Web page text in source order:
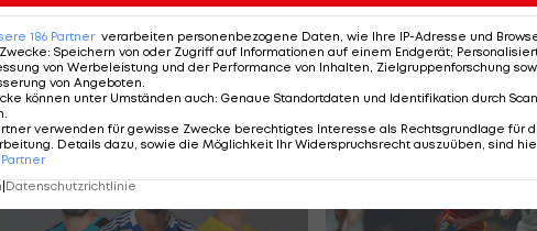
Alexander Noren (SWE/-16), Jonas Blixt (SWE/-14) und
186 Partner verarbeiten personenbezogene Daten, wie Ihre IP-Adresse und
: Speichern von oder Zugriff auf Informationen auf einem Endgerät;
von Werbeleistung und der Performance von Inhalten, Zielgruppenforschung
von Angeboten
können unter Umständen auch: Genaue Standortdaten und Identifikation durch
verwenden für gewisse Zwecke berechtigtes Interesse als Rechtsgrundlage für
Details dazu, sowie die Möglichkeit Ihr Widerspruchsrecht auszuüben, sind
Partner
|Datenschutzrichtlinie